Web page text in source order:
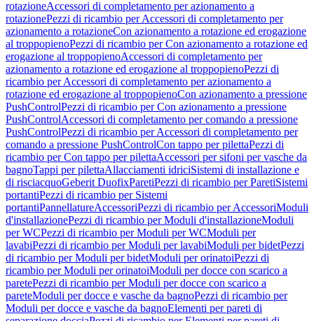
rotazioneAccessori di completamento per azionamento a
rotazionePezzi di ricambio per Accessori di completamento per
azionamento a rotazioneCon azionamento a rotazione ed erogazione
al troppopienoPezzi di ricambio per Con azionamento a rotazione ed
erogazione al troppopienoAccessori di completamento per
azionamento a rotazione ed erogazione al troppopienoPezzi di
ricambio per Accessori di completamento per azionamento a
rotazione ed erogazione al troppopienoCon azionamento a pressione
PushControlPezzi di ricambio per Con azionamento a pressione
PushControlAccessori di completamento per comando a pressione
PushControlPezzi di ricambio per Accessori di completamento per
comando a pressione PushControlCon tappo per pilettaPezzi di
ricambio per Con tappo per pilettaAccessori per sifoni per vasche da
bagnoTappi per pilettaAllacciamenti idriciSistemi di installazione e
di risciacquoGeberit DuofixParetiPezzi di ricambio per ParetiSistemi
portantiPezzi di ricambio per Sistemi
portantiPannellatureAccessoriPezzi di ricambio per AccessoriModuli
d'installazionePezzi di ricambio per Moduli d'installazioneModuli
per WCPezzi di ricambio per Moduli per WCModuli per
lavabiPezzi di ricambio per Moduli per lavabiModuli per bidetPezzi
di ricambio per Moduli per bidetModuli per orinatoiPezzi di
ricambio per Moduli per orinatoiModuli per docce con scarico a
paretePezzi di ricambio per Moduli per docce con scarico a
pareteModuli per docce e vasche da bagnoPezzi di ricambio per
Moduli per docce e vasche da bagnoElementi per pareti di